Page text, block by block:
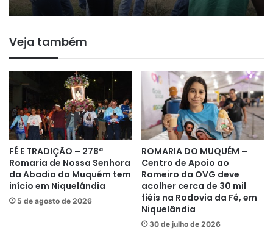
Veja também
FÉ E TRADIÇÃO – 278ª
Romaria de Nossa Senhora
da Abadia do Muquém tem
início em Niquelândia
5 de agosto de 2026
ROMARIA DO MUQUÉM –
Centro de Apoio ao
Romeiro da OVG deve
acolher cerca de 30 mil
fiéis na Rodovia da Fé, em
Niquelândia
30 de julho de 2026